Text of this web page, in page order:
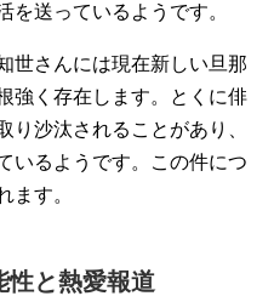
を送っているようです。
世さんには現在新しい旦那
強く存在します。とくに俳
り沙汰されることがあり、
いるようです。この件につ
ます。
性と熱愛報道